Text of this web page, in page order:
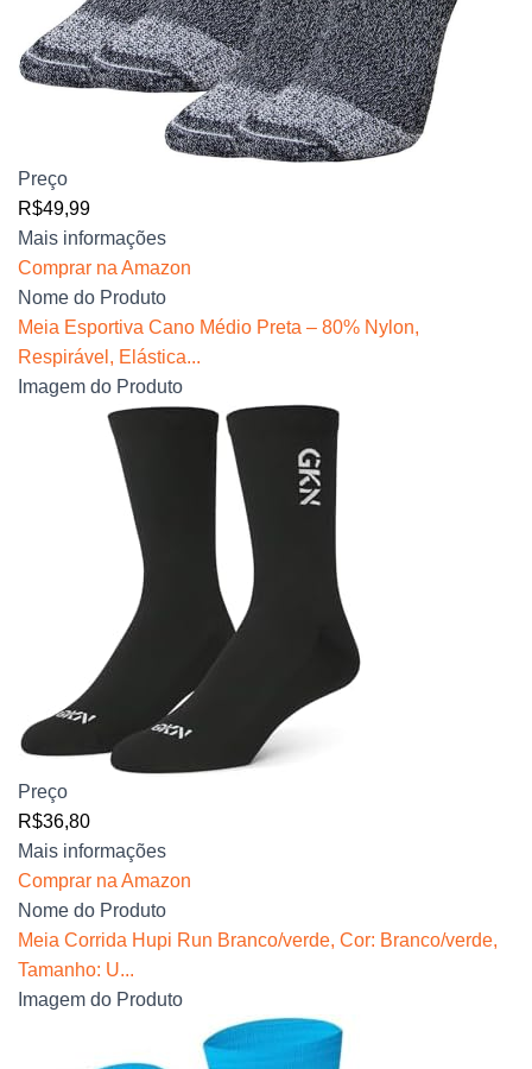
Preço
R$49,99
Mais informações
Comprar na Amazon
Nome do Produto
Meia Esportiva Cano Médio Preta – 80% Nylon,
Respirável, Elástica...
Imagem do Produto
Preço
R$36,80
Mais informações
Comprar na Amazon
Nome do Produto
Meia Corrida Hupi Run Branco/verde, Cor: Branco/verde,
Tamanho: U...
Imagem do Produto